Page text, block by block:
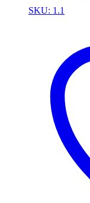
SKU: 1.1